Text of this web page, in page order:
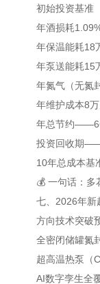
初始投资基准
年酒损耗
年保温能耗18
年泵送能耗15
年氮气（无氮
年维护成本8
年总节约——
投资回收期—
10年总成本基
💰 一句话：
七、2026年新
方向技术突破
全密闭储罐氮
超高温热泵（
AI数字孪生全